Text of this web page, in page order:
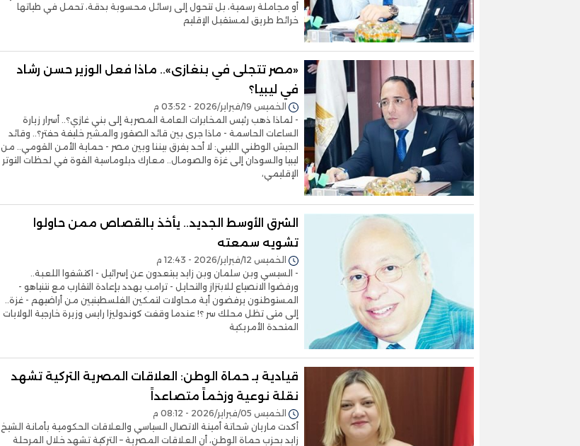
أو مجاملة رسمية، بل تتحول إلى رسائل محسوبة بدقة، تحمل في طياتها
خرائط طريق لمستقبل الإقليم
«مصر تتجلى في بنغازى».. ماذا فعل الوزير حسن رشاد
في ليبيا؟
الخميس 19/فبراير/2026 - 03:52 م
- لماذا ذهب رئيس المخابرات العامة المصرية إلى بني غازي؟.. أسرار زيارة
الساعات الحاسمة - ماذا جرى بين قائد الصقور والمشير خليفة حفتر؟.. وقائد
الجيش الوطني الليبي: لا أحد يفرق بيننا وبين مصر - حماية الأمن القومي.. من
ليبيا والسودان إلى غزة والصومال.. معارك دبلوماسية القوة في لحظات التوتر
الإقليمي،
الشرق الأوسط الجديد.. يأخذ بالقصاص ممن حاولوا
تشويه سمعته
الخميس 12/فبراير/2026 - 12:43 م
- السيسي وبن سلمان وبن زايد يبتعدون عن إسرائيل - اكتشفوا اللعبة..
ورفضوا الانصياع للابتزاز والتحايل - ترامب يهدد بإعادة التقارب مع نتنياهو -
المستوطنون يرفضون أية محاولات لتمكين الفلسطينيين من أراضيهم - غزة..
إلى متى تظل محلك سر ؟! عندما وقفت كوندوليزا رايس وزيرة خارجية الولايات
المتحدة الأمريكية
قيادية بـ حماة الوطن: العلاقات المصرية التركية تشهد
نقلة نوعية وزخماً متصاعداً
الخميس 05/فبراير/2026 - 08:12 م
أكدت ماريان شحاتة أمينة الاتصال السياسي والعلاقات الحكومية بأمانة الشيخ
زايد بحزب حماة الوطن، أن العلاقات المصرية – التركية تشهد خلال المرحلة